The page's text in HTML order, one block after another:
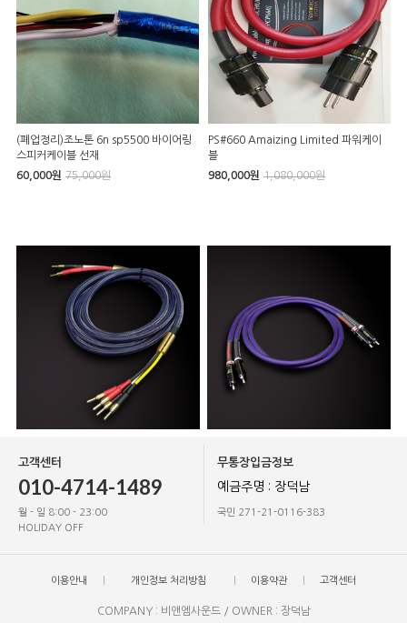
(폐업정리)조노톤 6n sp5500 바이어링
스피커케이블 선재
60,000원 75,000원
PS#660 Amaizing Limited 파워케이
블
980,000원 1,080,000원
고객센터
010-4714-1489
월 - 일 8:00 - 23:00
HOLIDAY OFF
무통장입금정보
예금주명 : 장덕남
국민 271-21-0116-383
이용안내 개인정보 처리방침 이용약관 고객센터
COMPANY : 비앤엠사운드 / OWNER : 장덕남